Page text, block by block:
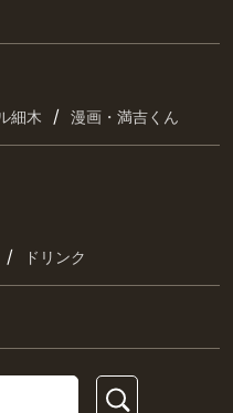
細木 / 漫画・満吉くん
/ ドリンク